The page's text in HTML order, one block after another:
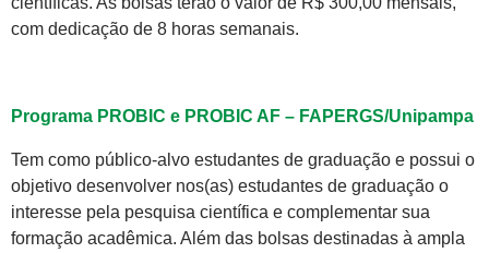
com dedicação de 8 horas semanais.
Programa PROBIC e PROBIC AF – FAPERGS/Unipampa
Tem como público-alvo estudantes de graduação e possui o
objetivo desenvolver nos(as) estudantes de graduação o
interesse pela pesquisa científica e complementar sua
formação acadêmica. Além das bolsas destinadas à ampla